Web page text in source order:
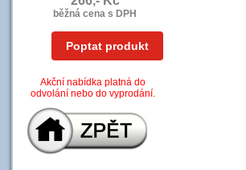
běžná cena s DPH
Poptat produkt
Akční nabídka platná do
odvolání nebo do vyprodání.